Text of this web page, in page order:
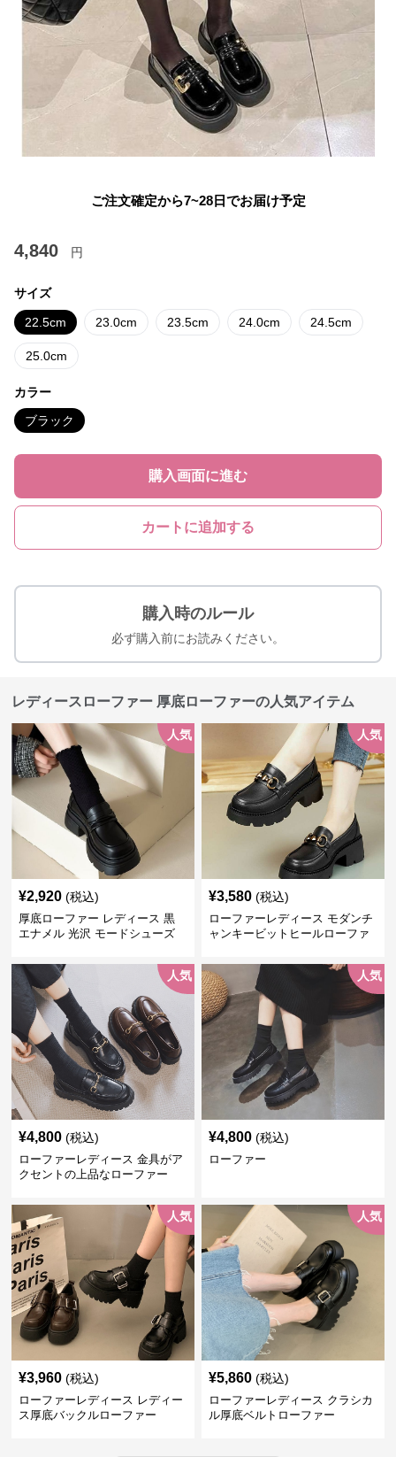
ご注文確定から7~28日でお届け予定
4,840 円
サイズ
22.5cm 23.0cm 23.5cm 24.0cm 24.5cm
25.0cm
カラー
ブラック
購入画面に進む
カートに追加する
購入時のルール
必ず購入前にお読みください。
レディースローファー 厚底ローファーの人気アイテム
人気
¥2,920 (税込)
厚底ローファー レディース 黒
エナメル 光沢 モードシューズ
人気
¥3,580 (税込)
ローファーレディース モダンチ
ャンキービットヒールローファ
人気
¥4,800 (税込)
ローファーレディース 金具がア
クセントの上品なローファー
人気
¥4,800 (税込)
ローファー
人気
¥3,960 (税込)
ローファーレディース レディー
ス厚底バックルローファー
人気
¥5,860 (税込)
ローファーレディース クラシカ
ル厚底ベルトローファー